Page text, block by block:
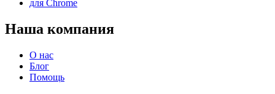
для Chrome
Наша компания
О нас
Блог
Помощь